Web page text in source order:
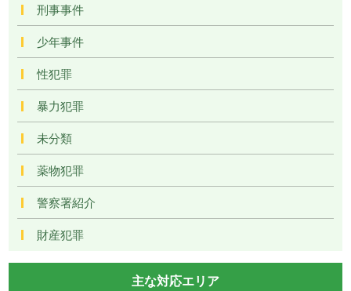
刑事事件
少年事件
性犯罪
暴力犯罪
未分類
薬物犯罪
警察署紹介
財産犯罪
主な対応エリア